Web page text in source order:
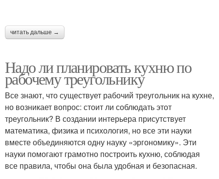
читать дальше →
Надо ли планировать кухню по
рабочему треугольнику
Все знают, что существует рабочий треугольник на кухне,
но возникает вопрос: стоит ли соблюдать этот
треугольник? В создании интерьера присутствует
математика, физика и психология, но все эти науки
вместе объединяются одну науку «эргономику». Эти
науки помогают грамотно построить кухню, соблюдая
все правила, чтобы она была удобная и безопасная.